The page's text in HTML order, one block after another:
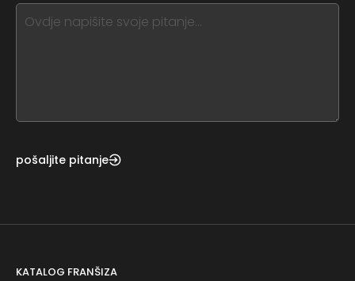
this,
pošaljite pitanje
KATALOG FRANŠIZA